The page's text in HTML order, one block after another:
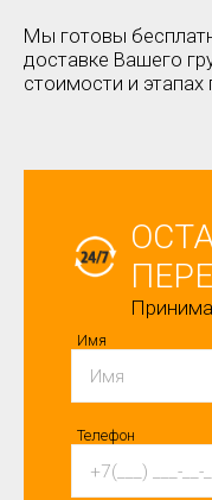
Мы готовы
доставке Вашего
стоимости и этапах
Имя
Телефон